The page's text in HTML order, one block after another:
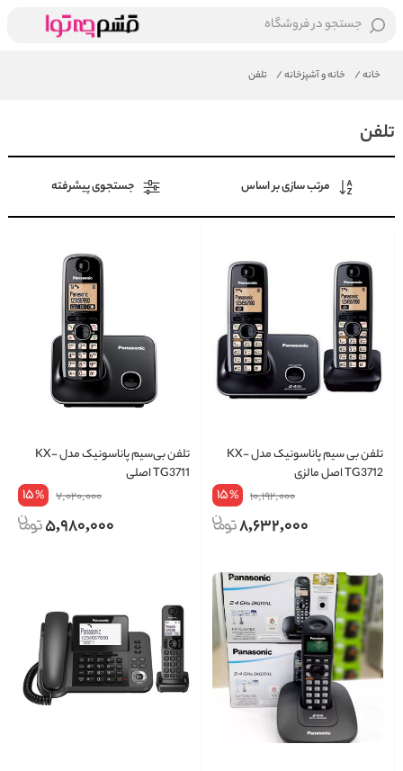
جستجو در فروشگاه
خانه/ خانه و آشپزخانه/ تلفن
تلفن
مرتب سازی بر اساس جستجوی پیشرفته
تلفن بی سیم پاناسونیک مدل KX-
TG3712 اصل مالزی
10,192,000
15%
8,632,000
تلفن بی‌سیم پاناسونیک مدل KX-
TG3711 اصلی
7,020,000
15%
5,980,000